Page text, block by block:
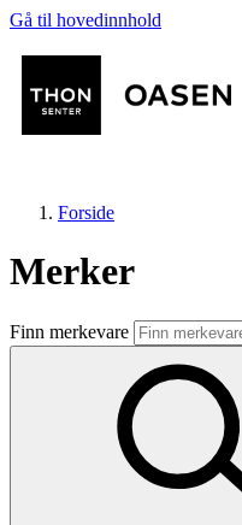
Gå til hovedinnhold
Butikker
Mat og drikke
Aktiviteter
Forside
Merker
Finn merkevare